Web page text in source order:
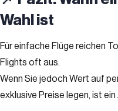
Wahl ist
Für einfache Flüge reichen
Flights oft aus.
Wenn Sie jedoch Wert auf
exklusive Preise legen, ist